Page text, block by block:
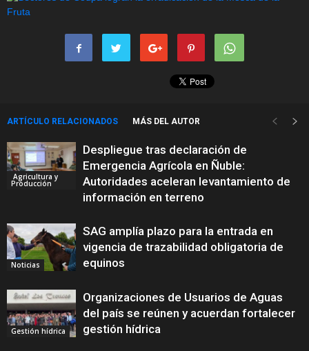
ARTÍCULO RELACIONADOS MÁS DEL AUTOR
Agricultura y
Producción
Despliegue tras declaración de
Emergencia Agrícola en Ñuble:
Autoridades aceleran levantamiento de
información en terreno
Noticias
SAG amplía plazo para la entrada en
vigencia de trazabilidad obligatoria de
equinos
Gestión hídrica
Organizaciones de Usuarios de Aguas
del país se reúnen y acuerdan fortalecer
gestión hídrica